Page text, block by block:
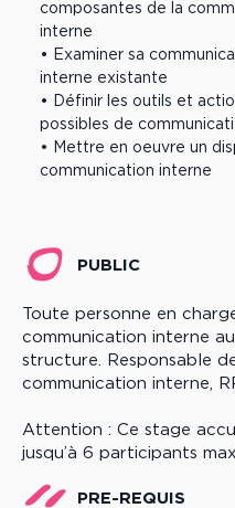
composantes de la
interne
• Examiner sa
interne existante
• Définir les outils et
possibles de
• Mettre en oeuvre un
communication interne
PUBLIC
Toute personne en
communication interne
structure. Responsable
communication interne,
Attention : Ce stage
jusqu’à 6 participants
PRE-REQUIS